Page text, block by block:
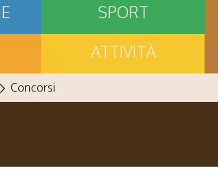
SPORT
ATTIVITÀ
Concorsi